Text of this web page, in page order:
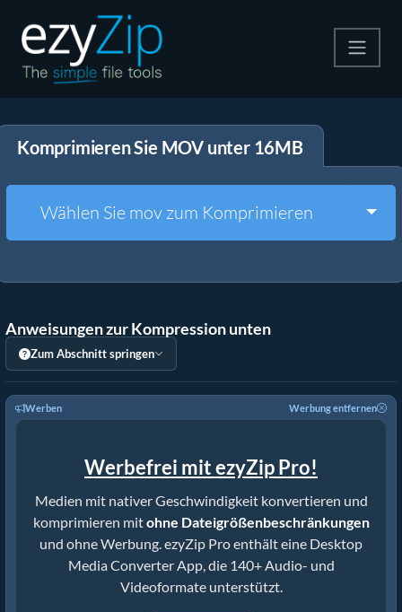
Entpacken
Weitere Tools
Komprimieren Sie MOV unter 16MB
Wählen Sie mov zum Komprimieren
Anweisungen zur Kompression unten
Zum Abschnitt springen
Werben Werbung entfernen
Werbefrei mit ezyZip Pro!
Medien mit nativer Geschwindigkeit konvertieren und
komprimieren mitohne Dateigrößenbeschränkungen
und ohne Werbung. ezyZip Pro enthält eine Desktop
Media Converter App, die 140+ Audio- und
Videoformate unterstützt.